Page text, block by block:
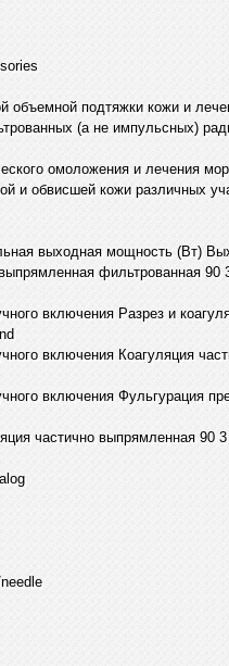
объемной подтяжки кожи и
(а не импульсных)
омоложения и лечения
и обвисшей кожи различных
выходная мощность (Вт)
фильтрованная 90
включения Разрез и
включения Коагуляция
включения Фульгурация
частично выпрямленная 90 3